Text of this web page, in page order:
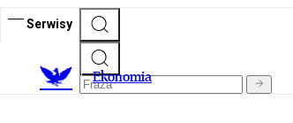
Serwisy
Ekonomia